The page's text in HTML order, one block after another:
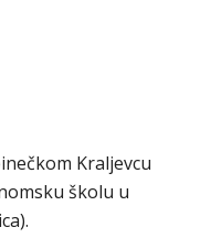
Kraljevcu
školu u